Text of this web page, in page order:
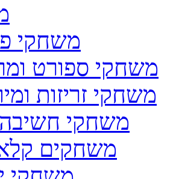
משחקי
משחקי ספורט
משחקי זריזות
משחקי חשיבה
משחקים